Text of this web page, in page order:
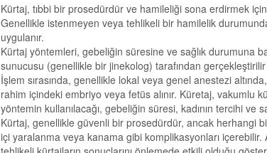
Kürtaj, tıbbi bir prosedürdür ve hamileliği sona erdirmek
Genellikle istenmeyen veya tehlikeli bir hamilelik
uygulanır.
Kürtaj yöntemleri, gebeliğin süresine ve sağlık durumuna
sunucusu (genellikle bir jinekolog) tarafından gerçekleştirilir
İşlem sırasında, genellikle lokal veya genel anestezi
rahim içindeki embriyo veya fetüs alınır. Küretaj, vakumlu
yöntemin kullanılacağı, gebeliğin süresi, kadının tercihi ve
Kürtaj, genellikle güvenli bir prosedürdür, ancak herhangi
içi yaralanma veya kanama gibi komplikasyonları